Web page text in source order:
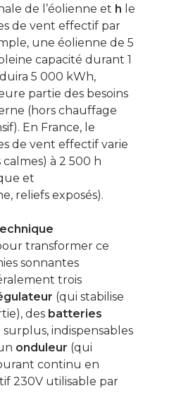
de l’éolienne et h le
de vent effectif par
une éolienne de 5
capacité durant 1
5 000 kWh,
partie des besoins
(hors chauffage
En France, le
de vent effectif varie
à 2 500 h
et
reliefs exposés).
transformer ce
sonnantes
trois
(qui stabilise
des batteries
indispensables
onduleur (qui
continu en
230V utilisable par